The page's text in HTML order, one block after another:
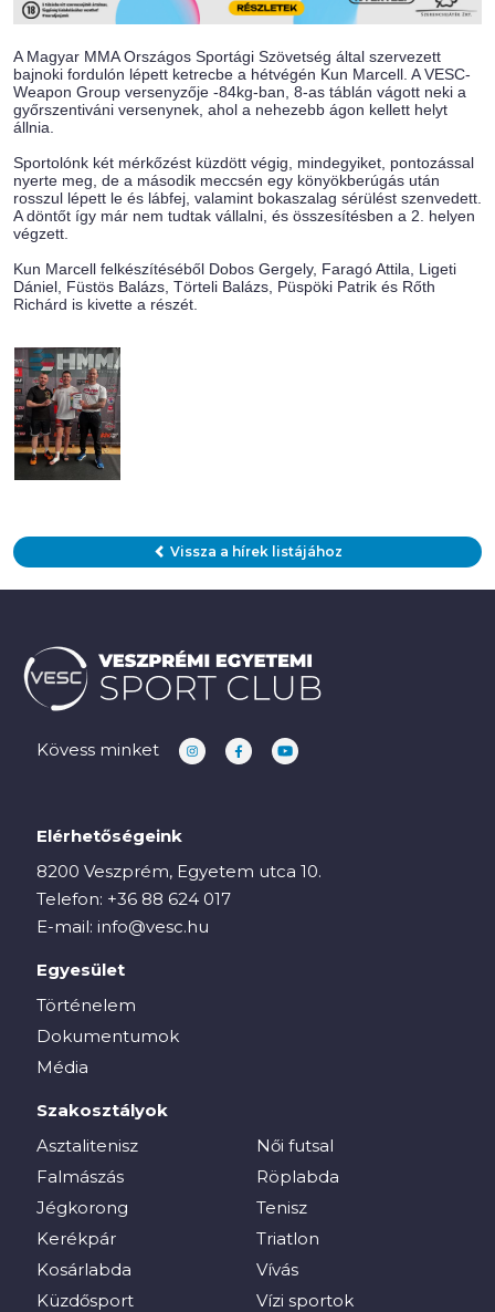
A Magyar MMA Országos Sportági Szövetség által szervezett
bajnoki fordulón lépett ketrecbe a hétvégén Kun Marcell. A VESC-
Weapon Group versenyzője -84kg-ban, 8-as táblán vágott neki a
győrszentiváni versenynek, ahol a nehezebb ágon kellett helyt
állnia.
Sportolónk két mérkőzést küzdött végig, mindegyiket, pontozással
nyerte meg, de a második meccsén egy könyökberúgás után
rosszul lépett le és lábfej, valamint bokaszalag sérülést szenvedett.
A döntőt így már nem tudtak vállalni, és összesítésben a 2. helyen
végzett.
Kun Marcell felkészítéséből Dobos Gergely, Faragó Attila, Ligeti
Dániel, Füstös Balázs, Törteli Balázs, Püspöki Patrik és Rőth
Richárd is kivette a részét.
Vissza a hírek listájához
Kövess minket
Elérhetőségeink
8200 Veszprém, Egyetem utca 10.
Telefon: +36 88 624 017
E-mail: info@vesc.hu
Egyesület
Történelem
Dokumentumok
Média
Szakosztályok
Asztalitenisz
Falmászás
Jégkorong
Kerékpár
Kosárlabda
Küzdősport
Női futsal
Röplabda
Tenisz
Triatlon
Vívás
Vízi sportok